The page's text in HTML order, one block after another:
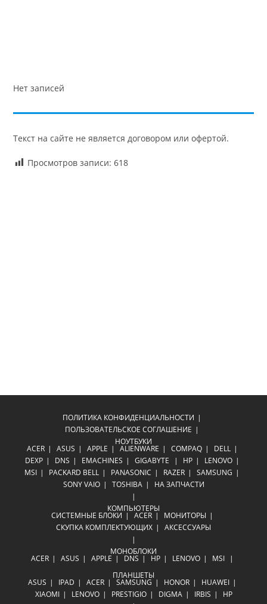
Нет записей
Текст на сайте не является договором или офертой.
Просмотров записи: 618
ПОЛИТИКА КОНФИДЕНЦИАЛЬНОСТИ
ПОЛЬЗОВАТЕЛЬСКОЕ СОГЛАШЕНИЕ
НОУТБУКИ
ACER ASUS APPLE ALIENWARE COMPAQ
DELL
DEXP
DNS EMACHINES GIGABYTE HP
LENOVO
MSI
PACKARD BELL PANASONIC RAZER
SAMSUNG
SONY VAIO
TOSHIBA НА ЗАПЧАСТИ
КОМПЬЮТЕРЫ
СИСТЕМНЫЕ БЛОКИ ACER
МОНИТОРЫ
СКУПКА КОМПЛЕКТУЮЩИХ
АКСЕССУАРЫ
МОНОБЛОКИ
ACER ASUS APPLE DNS HP LENOVO
MSI
ПЛАНШЕТЫ
ASUS IPAD ACER SAMSUNG HONOR
HUAWEI
XIAOMI
LENOVO PRESTIGIO DIGMA IRBIS HP